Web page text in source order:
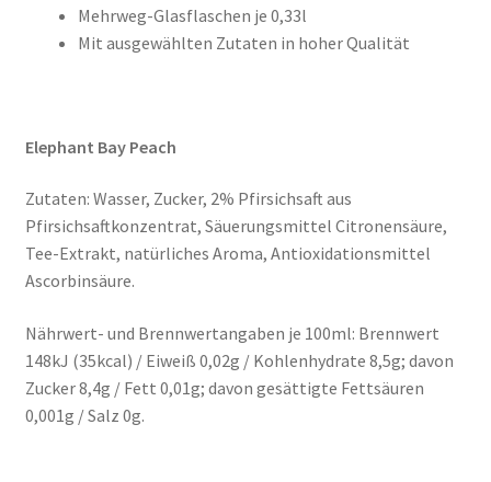
Mehrweg-Glasflaschen je 0,33l
Mit ausgewählten Zutaten in hoher Qualität
Elephant Bay Peach
Zutaten: Wasser, Zucker, 2% Pfirsichsaft aus
Pfirsichsaftkonzentrat, Säuerungsmittel Citronensäure,
Tee-Extrakt, natürliches Aroma, Antioxidationsmittel
Ascorbinsäure.
Nährwert- und Brennwertangaben je 100ml: Brennwert
148kJ (35kcal) / Eiweiß 0,02g / Kohlenhydrate 8,5g; davon
Zucker 8,4g / Fett 0,01g; davon gesättigte Fettsäuren
0,001g / Salz 0g.